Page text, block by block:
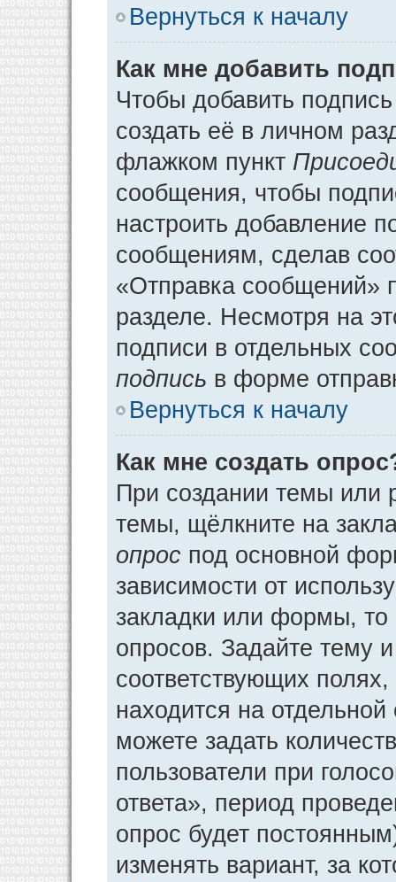
Вернуться к началу
Как мне добавить
Чтобы добавить
создать её в личном
флажком пункт
сообщения, чтобы
настроить добавление
сообщениям, сделав
«Отправка сообщений»
разделе. Несмотря на
подписи в отдельных
подпись в форме
Вернуться к началу
Как мне создать
При создании темы или
темы, щёлкните на
опрос под основной
зависимости от
закладки или формы, то
опросов. Задайте тему
соответствующих
находится на
можете задать
пользователи при
ответа», период
опрос будет
изменять вариант, за